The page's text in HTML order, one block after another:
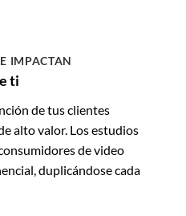
IMPACTAN
ti
de tus clientes
alto valor. Los estudios
de video
duplicándose cada